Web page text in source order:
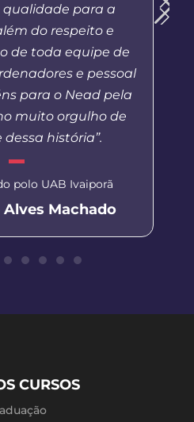
qualidade para a
do respeito e
de toda equipe de
e pessoal
para o Nead pela
muito orgulho de
história”.
polo UAB Ivaiporã
Machado
CURSOS